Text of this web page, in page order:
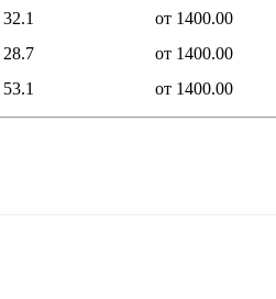
32.1 от 1400.00
28.7 от 1400.00
53.1 от 1400.00